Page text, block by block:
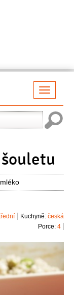
Kuchyně: česká
Porce: 4